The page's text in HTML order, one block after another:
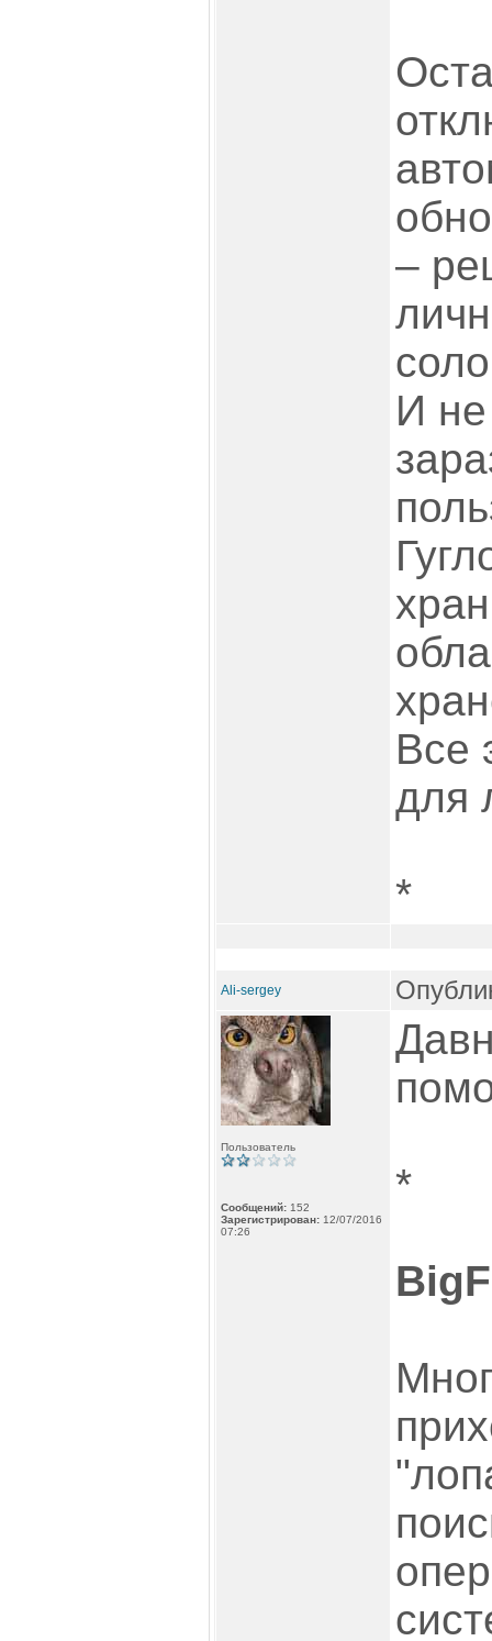
–
И не
Все
для
*
Ali-sergey
Пользователь
Сообщений: 152
Зарегистрирован: 12/07/2016
07:26
*